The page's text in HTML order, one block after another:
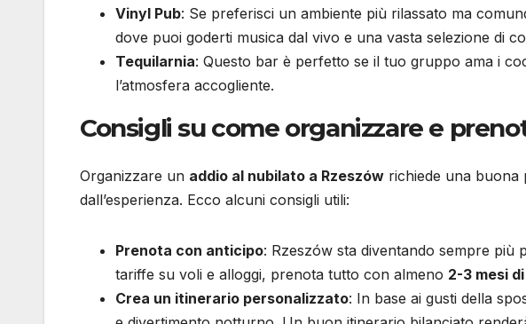
Vinyl Pub: Se preferisci un ambiente più rilassato ma
dove puoi goderti musica dal vivo e una vasta selezione di
Tequilarnia: Questo bar è perfetto se il tuo gruppo ama i
l’atmosfera accogliente.
Consigli su come organizzare e
Organizzare un addio al nubilato a Rzeszów richiede una buona
dall’esperienza. Ecco alcuni consigli utili:
Prenota con anticipo: Rzeszów sta diventando sempre più
tariffe su voli e alloggi, prenota tutto con almeno 2-3 mesi
Crea un itinerario personalizzato: In base ai gusti della